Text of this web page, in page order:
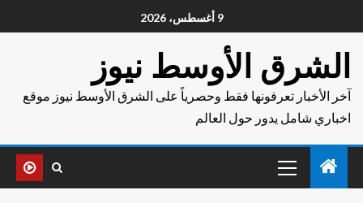
9 أغسطس، 2026
الشرق الأوسط نيوز
آخر الأخبار تعرفونها فقط وحصرياً على الشرق الأوسط نيوز موقع
اخباري شامل يدور حول العالم